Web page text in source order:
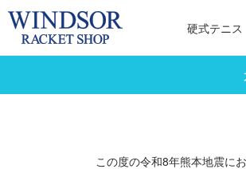
硬式テニス
この度の令和8年熊本地震に